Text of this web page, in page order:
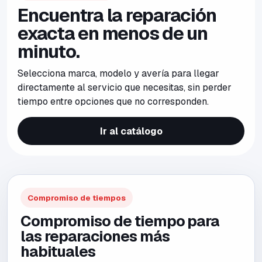
Encuentra la reparación
exacta en menos de un
minuto.
Selecciona marca, modelo y avería para llegar
directamente al servicio que necesitas, sin perder
tiempo entre opciones que no corresponden.
Ir al catálogo
Compromiso de tiempos
Compromiso de tiempo para
las reparaciones más
habituales